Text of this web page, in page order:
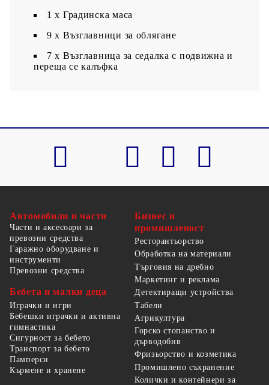
1 х Градинска маса
9 x Възглавници за облягане
7 x Възглавница за седалка с подвижна и
переща се калъфка
Автомобили и части
Части и аксесоари за
превозни средства
Гаражно оборудване и
инструменти
Превозни средства
Бебета и малки деца
Играчки и игри
Бебешки играчки и активна
гимнастика
Сигурност за бебето
Транспорт за бебето
Памперси
Кърмене и хранене
Бизнес и
промишленост
Ресторантьорство
Обработка на материали
Търговия на дребно
Маркетинг и реклама
Детектиращи устройства
Табели
Агрикултура
Горско стопанство и
дърводобив
Фризьорство и козметика
Промишлено съхранение
Колички и контейнери за